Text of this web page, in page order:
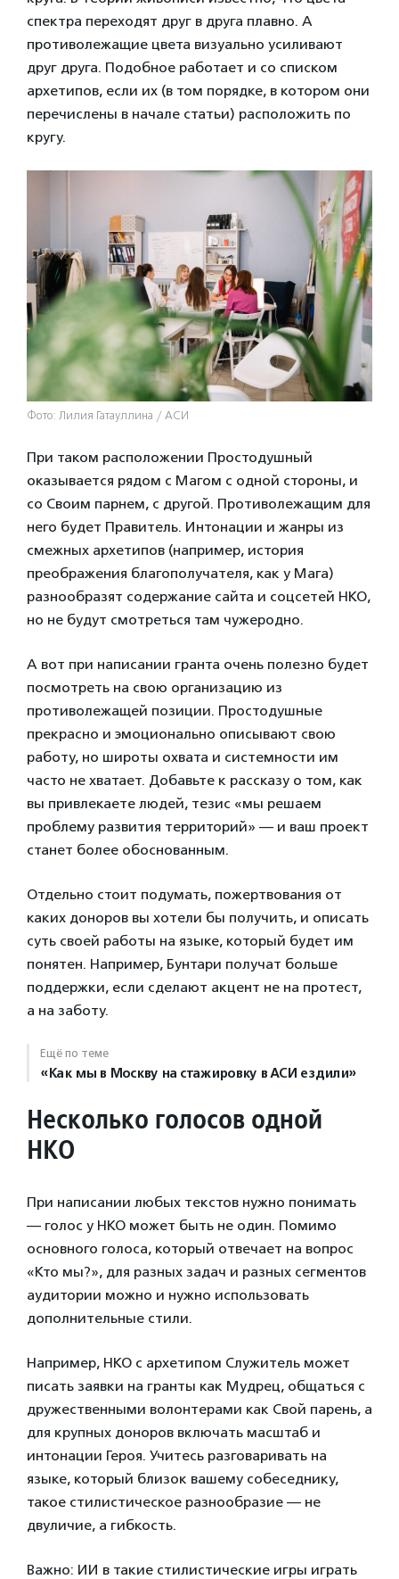
спектра переходят друг в друга плавно. А
противолежащие цвета визуально усиливают
друг друга. Подобное работает и со списком
архетипов, если их (в том порядке, в котором они
перечислены в начале статьи) расположить по
кругу.
Фото: Лилия Гатауллина / АСИ
При таком расположении Простодушный
оказывается рядом с Магом с одной стороны, и
со Своим парнем, с другой. Противолежащим для
него будет Правитель. Интонации и жанры из
смежных архетипов (например, история
преображения благополучателя, как у Мага)
разнообразят содержание сайта и соцсетей НКО,
но не будут смотреться там чужеродно.
А вот при написании гранта очень полезно будет
посмотреть на свою организацию из
противолежащей позиции. Простодушные
прекрасно и эмоционально описывают свою
работу, но широты охвата и системности им
часто не хватает. Добавьте к рассказу о том, как
вы привлекаете людей, тезис «мы решаем
проблему развития территорий» — и ваш проект
станет более обоснованным.
Отдельно стоит подумать, пожертвования от
каких доноров вы хотели бы получить, и описать
суть своей работы на языке, который будет им
понятен. Например, Бунтари получат больше
поддержки, если сделают акцент не на протест,
а на заботу.
Ещё по теме
«Как мы в Москву на стажировку в АСИ ездили»
Несколько голосов одной
НКО
При написании любых текстов нужно понимать
— голос у НКО может быть не один. Помимо
основного голоса, который отвечает на вопрос
«Кто мы?», для разных задач и разных сегментов
аудитории можно и нужно использовать
дополнительные стили.
Например, НКО с архетипом Служитель может
писать заявки на гранты как Мудрец, общаться с
дружественными волонтерами как Свой парень, а
для крупных доноров включать масштаб и
интонации Героя. Учитесь разговаривать на
языке, который близок вашему собеседнику,
такое стилистическое разнообразие — не
двуличие, а гибкость.
Важно: ИИ в такие стилистические игры играть